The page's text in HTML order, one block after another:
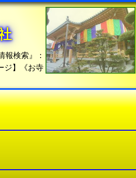
報検索』：
ジ】《お寺